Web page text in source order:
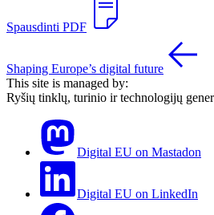
Spausdinti PDF
Shaping Europe’s digital future
This site is managed by:
Ryšių tinklų, turinio ir technologijų
Digital EU on Mastadon
Digital EU on LinkedIn